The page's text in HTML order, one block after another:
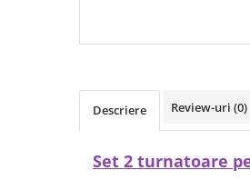
ALIMENTARE
Descriere Review-uri (0)
Set 2 turnatoare